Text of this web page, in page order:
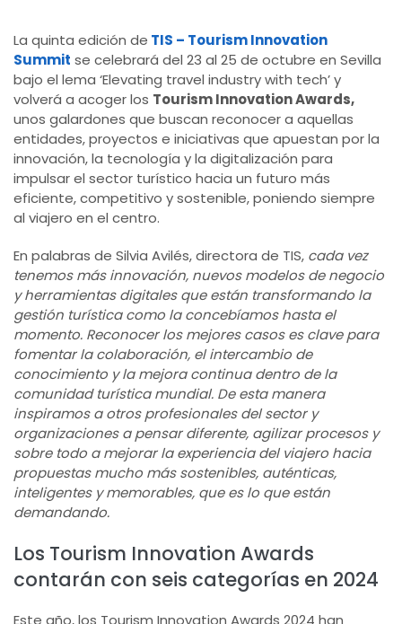
La quinta edición de TIS – Tourism Innovation
Summit se celebrará del 23 al 25 de octubre en Sevilla
bajo el lema ‘Elevating travel industry with tech’ y
volverá a acoger los Tourism Innovation Awards,
unos galardones que buscan reconocer a aquellas
entidades, proyectos e iniciativas que apuestan por la
innovación, la tecnología y la digitalización para
impulsar el sector turístico hacia un futuro más
eficiente, competitivo y sostenible, poniendo siempre
al viajero en el centro.
En palabras de Silvia Avilés, directora de TIS, cada vez
tenemos más innovación, nuevos modelos de negocio
y herramientas digitales que están transformando la
gestión turística como la concebíamos hasta el
momento. Reconocer los mejores casos es clave para
fomentar la colaboración, el intercambio de
conocimiento y la mejora continua dentro de la
comunidad turística mundial. De esta manera
inspiramos a otros profesionales del sector y
organizaciones a pensar diferente, agilizar procesos y
sobre todo a mejorar la experiencia del viajero hacia
propuestas mucho más sostenibles, auténticas,
inteligentes y memorables, que es lo que están
demandando.
Los Tourism Innovation Awards
contarán con seis categorías en 2024
Este año, los Tourism Innovation Awards 2024 han